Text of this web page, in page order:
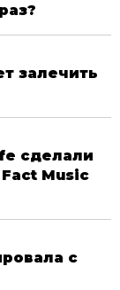
залечить
сделали
Music
с